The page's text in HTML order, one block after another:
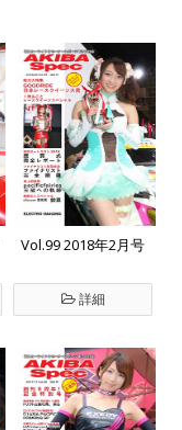
Vol.99 2018年2月号
詳細